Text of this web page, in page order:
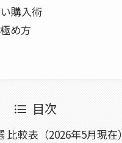
購入術
め方
目次
較表（2026年5月現在）